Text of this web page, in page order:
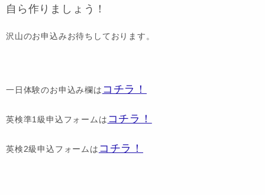
自ら作りましょう！
沢山のお申込みお待ちしております。
一日体験のお申込み欄は コチラ！
英検準1級申込フォームは コチラ！
英検2級申込フォームは コチラ！